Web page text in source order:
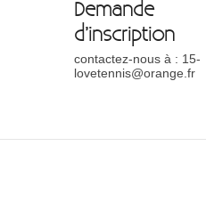
Demande
d’inscription
contactez-nous à : 15-
lovetennis@orange.fr